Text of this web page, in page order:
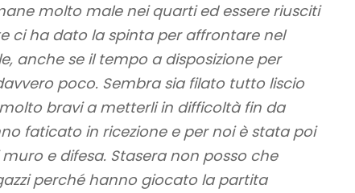
molto male nei quarti ed essere riusciti
ci ha dato la spinta per affrontare nel
anche se il tempo a disposizione per
poco. Sembra sia filato tutto liscio
bravi a metterli in difficoltà fin da
faticato in ricezione e per noi è stata poi
e difesa. Stasera non posso che
perché hanno giocato la partita